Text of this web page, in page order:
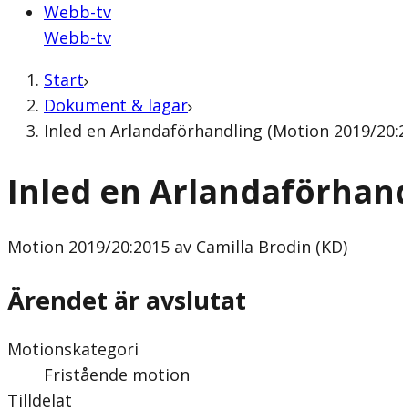
Webb-tv
Webb-tv
Start
Dokument & lagar
Inled en Arlandaförhandling (Motion 2019/
Inled en
Motion 2019/20:2015 av Camilla Brodin (KD)
Ärendet är avslutat
Motionskategori
Fristående motion
Tilldelat